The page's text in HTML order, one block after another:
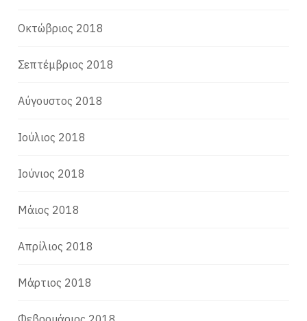
Οκτώβριος 2018
Σεπτέμβριος 2018
Αύγουστος 2018
Ιούλιος 2018
Ιούνιος 2018
Μάιος 2018
Απρίλιος 2018
Μάρτιος 2018